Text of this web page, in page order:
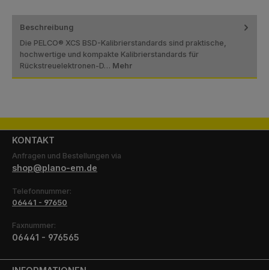
Beschreibung
Die PELCO® XCS BSD-Kalibrierstandards sind praktische,
hochwertige und kompakte Kalibrierstandards für
Rückstreuelektronen-D… Mehr
KONTAKT
Anfragen und Bestellungen via
shop@plano-em.de
Telefonnummer:
06441 - 97650
Faxnummer:
06441 - 976565